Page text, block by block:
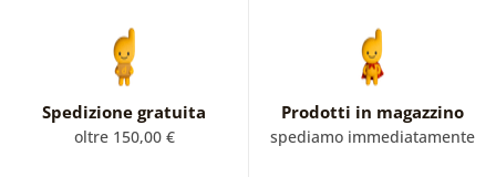
Spedizione gratuita
oltre 150,00 €
Prodotti in magazzino
spediamo immediatamente